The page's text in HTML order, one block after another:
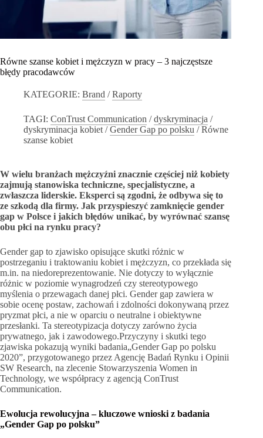
Równe szanse kobiet i mężczyzn w pracy – 3 najczęstsze
błędy pracodawców
KATEGORIE: Brand /Raporty
TAGI: ConTrust Communication /dyskryminacja /
dyskryminacja kobiet /Gender Gap po polsku /Równe
szanse kobiet
W wielu branżach mężczyźni znacznie częściej niż kobiety
zajmują stanowiska techniczne, specjalistyczne, a
zwłaszcza liderskie. Eksperci są zgodni, że odbywa się to
ze szkodą dla firmy. Jak przyspieszyć zamknięcie gender
gap w Polsce i jakich błędów unikać, by wyrównać szansę
obu płci na rynku pracy?
Gender gap to zjawisko opisujące skutki różnic w
postrzeganiu i traktowaniu kobiet i mężczyzn, co przekłada się
m.in. na niedoreprezentowanie. Nie dotyczy to wyłącznie
różnic w poziomie wynagrodzeń czy stereotypowego
myślenia o przewagach danej płci. Gender gap zawiera w
sobie ocenę postaw, zachowań i zdolności dokonywaną przez
pryzmat płci, a nie w oparciu o neutralne i obiektywne
przesłanki. Ta stereotypizacja dotyczy zarówno życia
prywatnego, jak i zawodowego.Przyczyny i skutki tego
zjawiska pokazują wyniki badania„Gender Gap po polsku
2020”, przygotowanego przez Agencję Badań Rynku i Opinii
SW Research, na zlecenie Stowarzyszenia Women in
Technology, we współpracy z agencją ConTrust
Communication.
Ewolucja rewolucyjna – kluczowe wnioski z badania
„Gender Gap po polsku”